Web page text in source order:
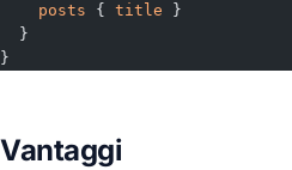
    posts
{ title }
  }
}
Vantaggi